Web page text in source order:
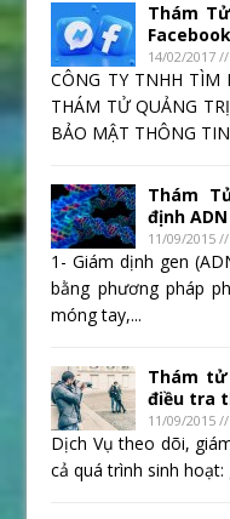
Thám
Facebook
14/02/2017
CÔNG TY TNHH TÌM
THÁM TỬ QUẢNG TRỊ
BẢO MẬT THÔNG
Thám
định ADN
11/09/2015
1- Giám dịnh gen
bằng phương pháp
móng tay,...
Thám
điều tra
11/09/2015
Dịch Vụ theo dõi,
cả quá trình sinh hoạt: